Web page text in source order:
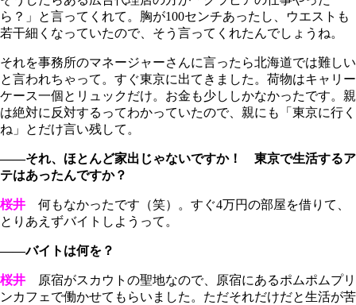
ら？」と言ってくれて。胸が100センチあったし、ウエストも
若干細くなっていたので、そう言ってくれたんでしょうね。
それを事務所のマネージャーさんに言ったら北海道では難しい
と言われちゃって。すぐ東京に出てきました。荷物はキャリー
ケース一個とリュックだけ。お金も少ししかなかったです。親
は絶対に反対するってわかっていたので、親にも「東京に行く
ね」とだけ言い残して。
――それ、ほとんど家出じゃないですか！ 東京で生活するア
テはあったんですか？
桜井 何もなかったです（笑）。すぐ4万円の部屋を借りて、
とりあえずバイトしようって。
――バイトは何を？
桜井 原宿がスカウトの聖地なので、原宿にあるポムポムプリ
ンカフェで働かせてもらいました。ただそれだけだと生活が苦